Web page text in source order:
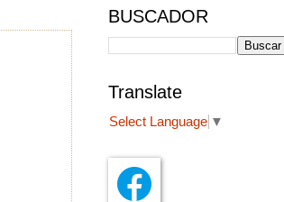
BUSCADOR
Translate
Select Language ▼